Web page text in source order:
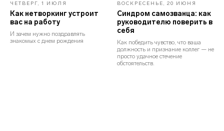
ЧЕТВЕРГ, 1 ИЮЛЯ
Как нетворкинг устроит
вас на работу
И зачем нужно поздравлять
знакомых с днем рождения
ВОСКРЕСЕНЬЕ, 20 ИЮНЯ
Синдром самозванца: как
руководителю поверить в
себя
Как победить чувство, что ваша
должность и признание коллег — не
просто удачное стечение
обстоятельств.
Проект реализуется при грантовой
поддержке Фонда «Сколково»